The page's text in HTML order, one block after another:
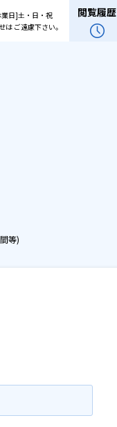
日]土・日・祝
ご遠慮下さい。
閲覧履歴
等)